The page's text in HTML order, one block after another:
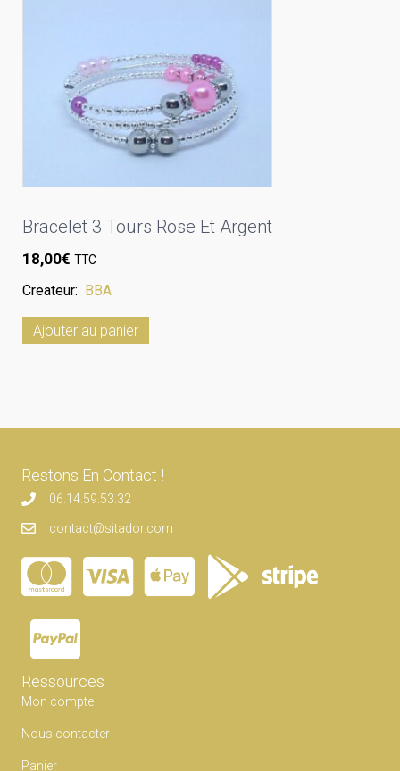
Bracelet 3 Tours Rose Et Argent
18,00€ TTC
Createur: BBA
Ajouter au panier
Restons En Contact !
06.14.59.53.32
contact@sitador.com
Ressources
Mon compte
Nous contacter
Panier